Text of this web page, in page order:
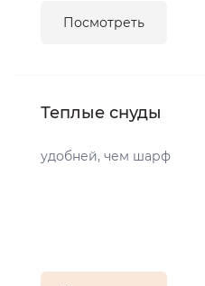
Посмотреть
Теплые снуды
удобней, чем шарф